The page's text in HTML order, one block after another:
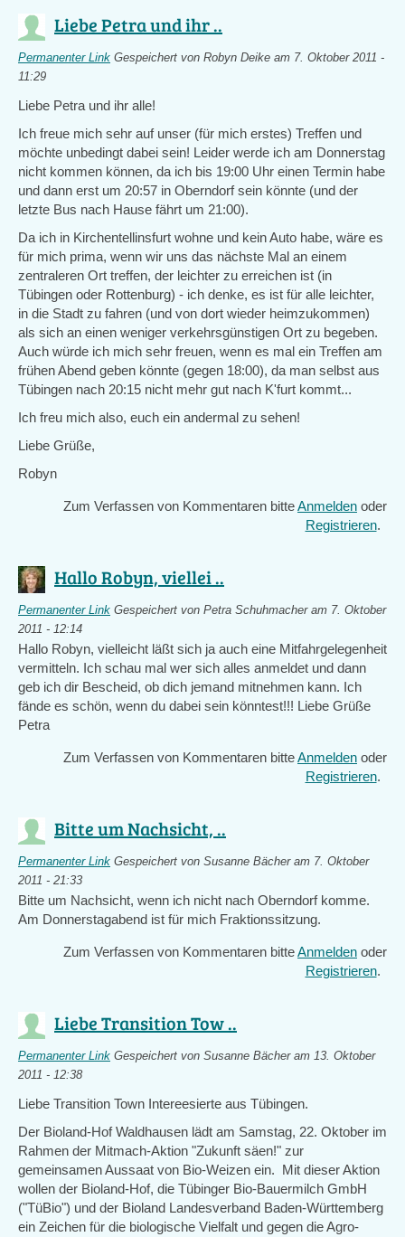
Liebe Petra und ihr ..
Permanenter Link Gespeichert von Robyn Deike am 7. Oktober 2011 -
11:29
Liebe Petra und ihr alle!
Ich freue mich sehr auf unser (für mich erstes) Treffen und
möchte unbedingt dabei sein! Leider werde ich am Donnerstag
nicht kommen können, da ich bis 19:00 Uhr einen Termin habe
und dann erst um 20:57 in Oberndorf sein könnte (und der
letzte Bus nach Hause fährt um 21:00).
Da ich in Kirchentellinsfurt wohne und kein Auto habe, wäre es
für mich prima, wenn wir uns das nächste Mal an einem
zentraleren Ort treffen, der leichter zu erreichen ist (in
Tübingen oder Rottenburg) - ich denke, es ist für alle leichter,
in die Stadt zu fahren (und von dort wieder heimzukommen)
als sich an einen weniger verkehrsgünstigen Ort zu begeben.
Auch würde ich mich sehr freuen, wenn es mal ein Treffen am
frühen Abend geben könnte (gegen 18:00), da man selbst aus
Tübingen nach 20:15 nicht mehr gut nach K'furt kommt...
Ich freu mich also, euch ein andermal zu sehen!
Liebe Grüße,
Robyn
Zum Verfassen von Kommentaren bitteAnmelden oder
Registrieren.
Hallo Robyn, viellei ..
Permanenter Link Gespeichert von Petra Schuhmacheram 7. Oktober
2011 - 12:14
Hallo Robyn, vielleicht läßt sich ja auch eine Mitfahrgelegenheit
vermitteln. Ich schau mal wer sich alles anmeldet und dann
geb ich dir Bescheid, ob dich jemand mitnehmen kann. Ich
fände es schön, wenn du dabei sein könntest!!! Liebe Grüße
Petra
Zum Verfassen von Kommentaren bitteAnmelden oder
Registrieren.
Bitte um Nachsicht, ..
Permanenter Link Gespeichert von Susanne Bächeram 7. Oktober
2011 - 21:33
Bitte um Nachsicht, wenn ich nicht nach Oberndorf komme.
Am Donnerstagabend ist für mich Fraktionssitzung.
Zum Verfassen von Kommentaren bitteAnmelden oder
Registrieren.
Liebe Transition Tow ..
Permanenter Link Gespeichert von Susanne Bächeram 13. Oktober
2011 - 12:38
Liebe Transition Town Intereesierte aus Tübingen.
Der Bioland-Hof Waldhausen lädt am Samstag, 22. Oktober im
Rahmen der Mitmach-Aktion "Zukunft säen!" zur
gemeinsamen Aussaat von Bio-Weizen ein. Mit dieser Aktion
wollen der Bioland-Hof, die Tübinger Bio-Bauermilch GmbH
("TüBio") und der Bioland Landesverband Baden-Württemberg
ein Zeichen für die biologische Vielfalt und gegen die Agro-